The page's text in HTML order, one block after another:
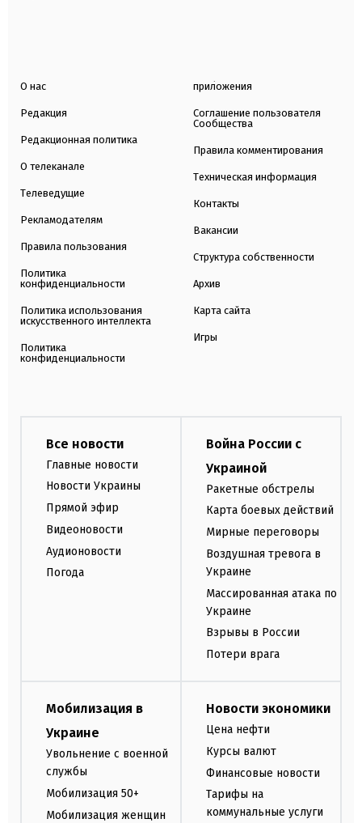
О нас
Редакция
Редакционная политика
О телеканале
Телеведущие
Рекламодателям
Правила пользования
Политика
конфиденциальности
Политика использования
искусственного интеллекта
Политика
конфиденциальности
приложения
Соглашение пользователя
Сообщества
Правила комментирования
Техническая информация
Контакты
Вакансии
Структура собственности
Архив
Карта сайта
Игры
Все новости
Главные новости
Новости Украины
Прямой эфир
Видеоновости
Аудионовости
Погода
Война России с
Украиной
Ракетные обстрелы
Карта боевых действий
Мирные переговоры
Воздушная тревога в
Украине
Массированная атака по
Украине
Взрывы в России
Потери врага
Мобилизация в
Украине
Увольнение с военной
службы
Мобилизация 50+
Мобилизация женщин
Новости экономики
Цена нефти
Курсы валют
Финансовые новости
Тарифы на
коммунальные услуги